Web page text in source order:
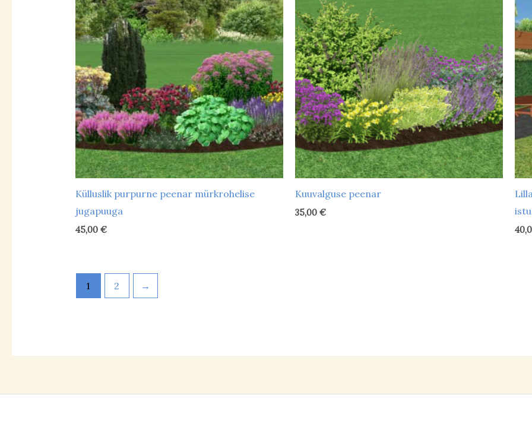
Külluslik purpurne peenar mürkrohelise
jugapuuga
45,00 €
Kuuvalguse peenar
35,00 €
1 2 →